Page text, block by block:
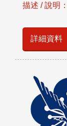
描述 / 說明：
詳細資料